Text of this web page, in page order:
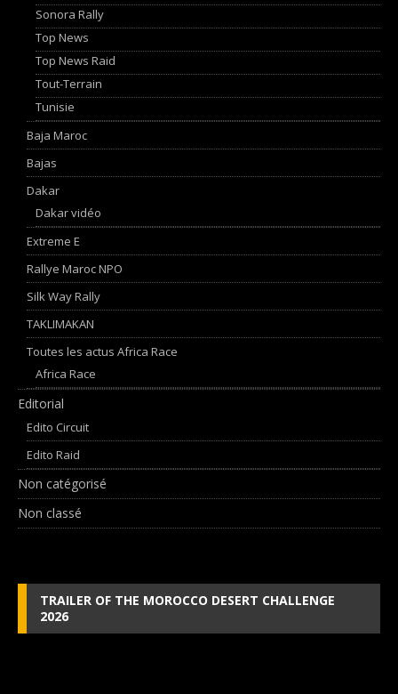
Sonora Rally
Top News
Top News Raid
Tout-Terrain
Tunisie
Baja Maroc
Bajas
Dakar
Dakar vidéo
Extreme E
Rallye Maroc NPO
Silk Way Rally
TAKLIMAKAN
Toutes les actus Africa Race
Africa Race
Editorial
Edito Circuit
Edito Raid
Non catégorisé
Non classé
TRAILER OF THE MOROCCO DESERT CHALLENGE
2026